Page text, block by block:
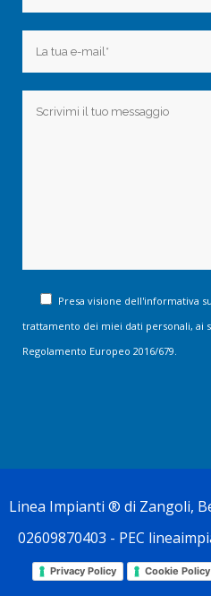
Presa visione dell'informativa
trattamento dei miei dati personali, ai
Regolamento Europeo 2016/679.
Linea Impianti ® di Zangoli,
02609870403 - PEC
Privacy Policy Cookie Policy